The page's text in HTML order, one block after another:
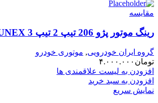
مقایسه
رینگ موتور پژو 206 تیپ 2 تیپ 3 SUNEX سانکس
گروه ایران خودرویی, موتوری خودرو
تومان ۴.۰۰۰.۰۰۰
افزودن به لیست علاقمندی ها
افزودن به سبد خرید
نمایش سریع